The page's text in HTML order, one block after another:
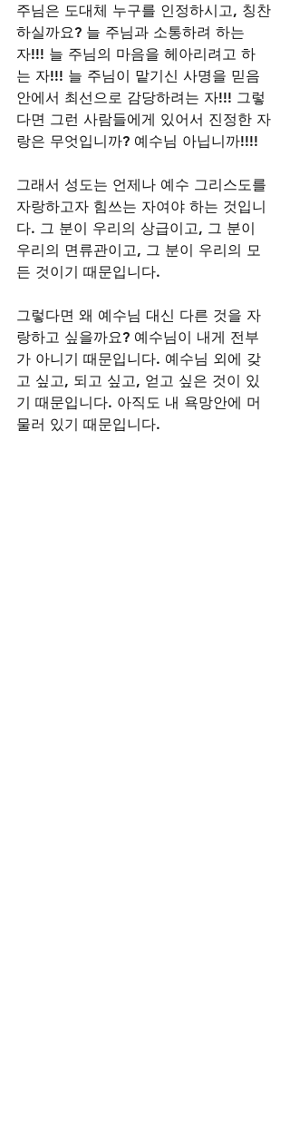
주님은 도대체 누구를 인정하시고, 칭찬
하실까요? 늘 주님과 소통하려 하는
자!!! 늘 주님의 마음을 헤아리려고 하
는 자!!! 늘 주님이 맡기신 사명을 믿음
안에서 최선으로 감당하려는 자!!! 그렇
다면 그런 사람들에게 있어서 진정한 자
랑은 무엇입니까? 예수님 아닙니까!!!!
그래서 성도는 언제나 예수 그리스도를
자랑하고자 힘쓰는 자여야 하는 것입니
다. 그 분이 우리의 상급이고, 그 분이
우리의 면류관이고, 그 분이 우리의 모
든 것이기 때문입니다.
그렇다면 왜 예수님 대신 다른 것을 자
랑하고 싶을까요? 예수님이 내게 전부
가 아니기 때문입니다. 예수님 외에 갖
고 싶고, 되고 싶고, 얻고 싶은 것이 있
기 때문입니다. 아직도 내 욕망안에 머
물러 있기 때문입니다.